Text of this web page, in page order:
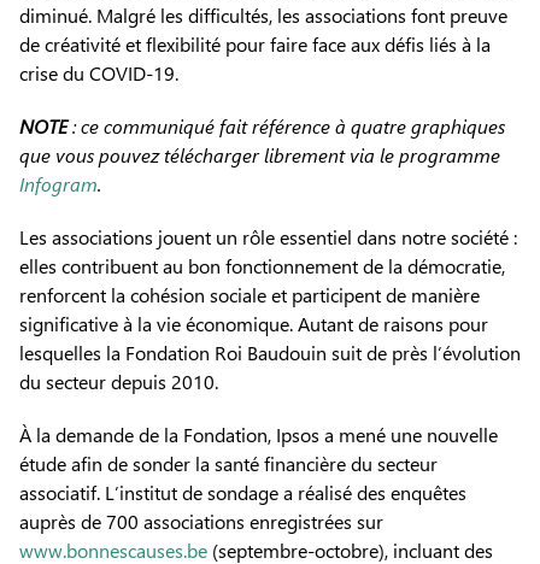
diminué. Malgré les difficultés, les associations font preuve
de créativité et flexibilité pour faire face aux défis liés à la
crise du COVID-19.
NOTE: ce communiqué fait référence à quatre graphiques
que vous pouvez télécharger librement via le programme
Infogram.
Les associations jouent un rôle essentiel dans notre société :
elles contribuent au bon fonctionnement de la démocratie,
renforcent la cohésion sociale et participent de manière
significative à la vie économique. Autant de raisons pour
lesquelles la Fondation Roi Baudouin suit de près l’évolution
du secteur depuis 2010.
À la demande de la Fondation, Ipsos a mené une nouvelle
étude afin de sonder la santé financière du secteur
associatif. L’institut de sondage a réalisé des enquêtes
auprès de 700 associations enregistrées sur
www.bonnescauses.be (septembre-octobre), incluant des